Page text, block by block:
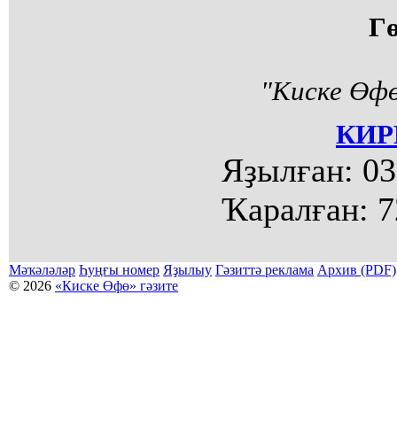
"Киске
Яҙылған:
Ҡаралған:
Мәҡәләләр Һуңғы номер Яҙылыу Гәзиттә реклама Архив (PDF)
© 2026 «Киске Өфө» гәзите